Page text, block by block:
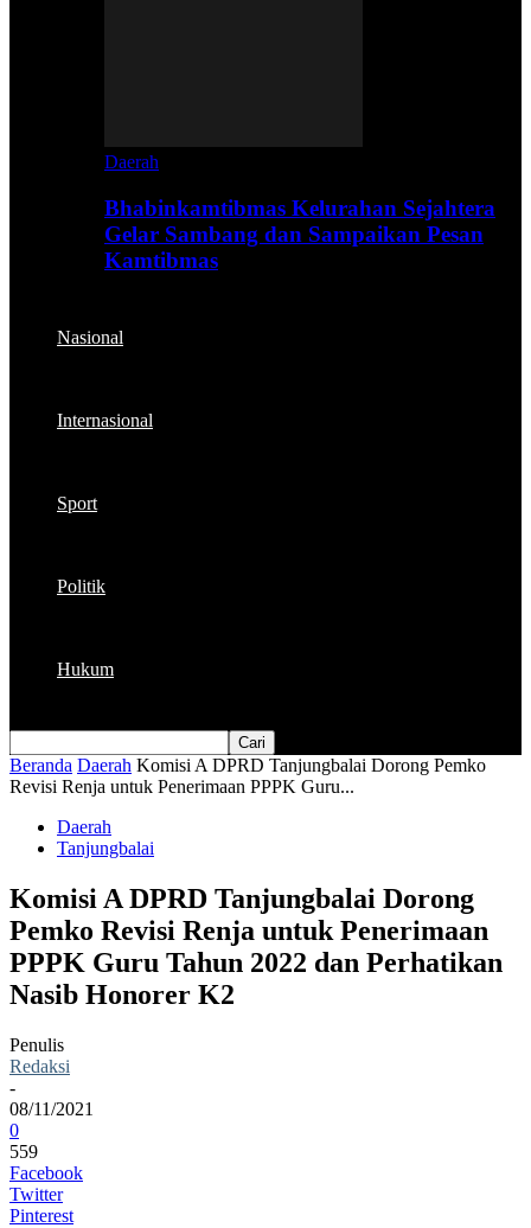
Daerah
Bhabinkamtibmas Kelurahan Sejahtera
Gelar Sambang dan Sampaikan Pesan
Kamtibmas
Nasional
Internasional
Sport
Politik
Hukum
Beranda Daerah Komisi A DPRD Tanjungbalai Dorong Pemko
Revisi Renja untuk Penerimaan PPPK Guru...
Daerah
Tanjungbalai
Komisi A DPRD Tanjungbalai Dorong
Pemko Revisi Renja untuk Penerimaan
PPPK Guru Tahun 2022 dan Perhatikan
Nasib Honorer K2
Penulis
Redaksi
-
08/11/2021
0
559
Facebook
Twitter
Pinterest